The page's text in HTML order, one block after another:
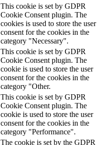
This cookie is set by GDPR
Cookie Consent plugin. The
cookies is used to store the user
consent for the cookies in the
category "Necessary".
This cookie is set by GDPR
Cookie Consent plugin. The
cookie is used to store the user
consent for the cookies in the
category "Other.
This cookie is set by GDPR
Cookie Consent plugin. The
cookie is used to store the user
consent for the cookies in the
category "Performance".
The cookie is set by the GDPR